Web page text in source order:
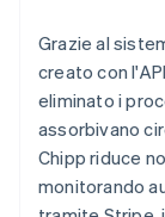
Grazie al
creato con
eliminato i
assorbivano
Chipp riduce
monitorando